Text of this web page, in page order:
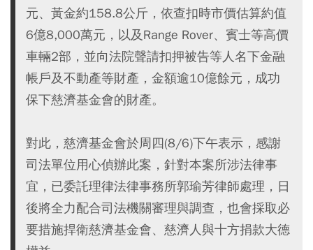
元、黃金約158.8公斤，依查扣時市價估算約值
6億8,000萬元，以及Range Rover、賓士等高價
車輛2部，並向法院聲請扣押被告等人名下金融
帳戶及不動產等財產，金額逾10億餘元，成功
保下慈濟基金會的財產。
對此，慈濟基金會於周四(8/6)下午表示，感謝
司法單位用心偵辦此案，針對本案所涉法律事
宜，已委託理律法律事務所郭瑜芳律師處理，日
後將全力配合司法機關審理與調查，也會採取必
要措施捍衛慈濟基金會、慈濟人與十方捐款大德